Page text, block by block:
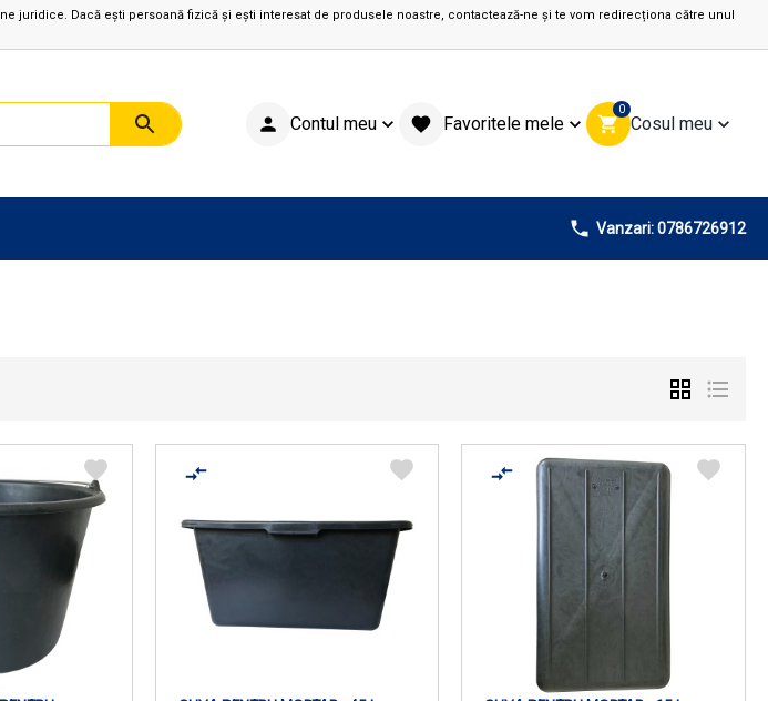
juridice. Dacă ești persoană fizică și ești interesat de produsele noastre, contactează-ne și te vom redirecționa către unul
Contul meu Favoritele mele
0
Cosul meu
Vanzari: 0786726912